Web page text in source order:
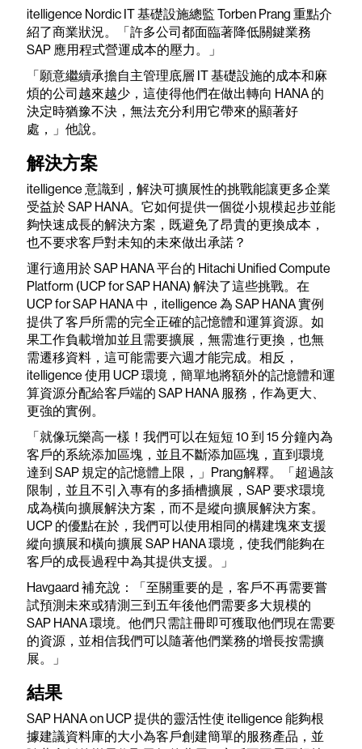
itelligence Nordic IT 基礎設施總監 Torben Prang 重點介
紹了商業狀況。「許多公司都面臨著降低關鍵業務
SAP 應用程式營運成本的壓力。」
「願意繼續承擔自主管理底層 IT 基礎設施的成本和麻
煩的公司越來越少，這使得他們在做出轉向 HANA 的
決定時猶豫不決，無法充分利用它帶來的顯著好
處，」他說。
解決方案
itelligence 意識到，解決可擴展性的挑戰能讓更多企業
受益於 SAP HANA。它如何提供一個從小規模起步並能
夠快速成長的解決方案，既避免了昂貴的更換成本，
也不要求客戶對未知的未來做出承諾？
運行適用於 SAP HANA 平台的 Hitachi Unified Compute
Platform (UCP for SAP HANA) 解決了這些挑戰。在
UCP for SAP HANA 中，itelligence 為 SAP HANA 實例
提供了客戶所需的完全正確的記憶體和運算資源。如
果工作負載增加並且需要擴展，無需進行更換，也無
需遷移資料，這可能需要六週才能完成。相反，
itelligence 使用 UCP 環境，簡單地將額外的記憶體和運
算資源分配給客戶端的 SAP HANA 服務，作為更大、
更強的實例。
「就像玩樂高一樣！我們可以在短短 10 到 15 分鐘內為
客戶的系統添加區塊，並且不斷添加區塊，直到環境
達到 SAP 規定的記憶體上限，」Prang解釋。「超過該
限制，並且不引入專有的多插槽擴展，SAP 要求環境
成為橫向擴展解決方案，而不是縱向擴展解決方案。
UCP 的優點在於，我們可以使用相同的構建塊來支援
縱向擴展和橫向擴展 SAP HANA 環境，使我們能夠在
客戶的成長過程中為其提供支援。」
Havgaard 補充說：「至關重要的是，客戶不再需要嘗
試預測未來或猜測三到五年後他們需要多大規模的
SAP HANA 環境。他們只需註冊即可獲取他們現在需要
的資源，並相信我們可以隨著他們業務的增長按需擴
展。」
結果
SAP HANA on UCP 提供的靈活性使 itelligence 能夠根
據建議資料庫的大小為客戶創建簡單的服務產品，並